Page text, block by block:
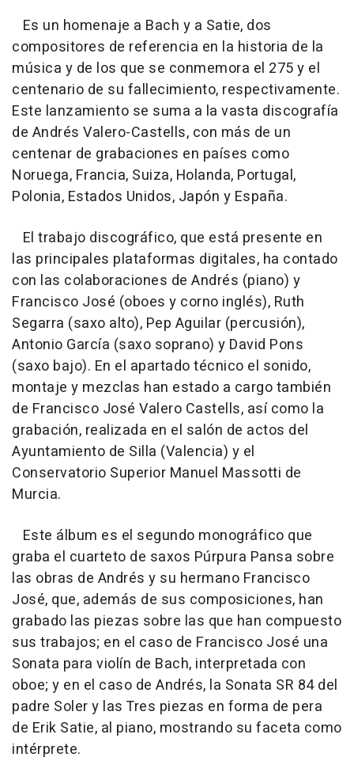
Es un homenaje a Bach y a Satie, dos
compositores de referencia en la historia de la
música y de los que se conmemora el 275 y el
centenario de su fallecimiento, respectivamente.
Este lanzamiento se suma a la vasta discografía
de Andrés Valero-Castells, con más de un
centenar de grabaciones en países como
Noruega, Francia, Suiza, Holanda, Portugal,
Polonia, Estados Unidos, Japón y España.
El trabajo discográfico, que está presente en
las principales plataformas digitales, ha contado
con las colaboraciones de Andrés (piano) y
Francisco José (oboes y corno inglés), Ruth
Segarra (saxo alto), Pep Aguilar (percusión),
Antonio García (saxo soprano) y David Pons
(saxo bajo). En el apartado técnico el sonido,
montaje y mezclas han estado a cargo también
de Francisco José Valero Castells, así como la
grabación, realizada en el salón de actos del
Ayuntamiento de Silla (Valencia) y el
Conservatorio Superior Manuel Massotti de
Murcia.
Este álbum es el segundo monográfico que
graba el cuarteto de saxos Púrpura Pansa sobre
las obras de Andrés y su hermano Francisco
José, que, además de sus composiciones, han
grabado las piezas sobre las que han compuesto
sus trabajos; en el caso de Francisco José una
Sonata para violín de Bach, interpretada con
oboe; y en el caso de Andrés, la Sonata SR 84 del
padre Soler y las Tres piezas en forma de pera
de Erik Satie, al piano, mostrando su faceta como
intérprete.